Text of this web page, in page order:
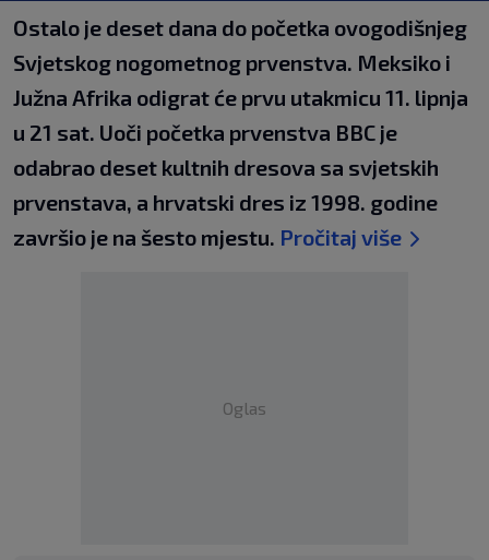
Ostalo je deset dana do početka ovogodišnjeg
Svjetskog nogometnog prvenstva. Meksiko i
Južna Afrika odigrat će prvu utakmicu 11. lipnja
u 21 sat. Uoči početka prvenstva BBC je
odabrao deset kultnih dresova sa svjetskih
prvenstava, a hrvatski dres iz 1998. godine
završio je na šesto mjestu. Pročitaj više
Oglas